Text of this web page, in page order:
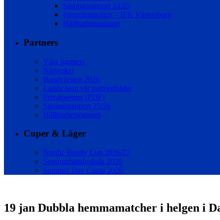
Säsongsrapport 24/25
Integritetspolicy – IFK Vänersborg
Hållbarhetsrapport
Partners
Våra partners
Nätverket
Bandyfesten 2026
Ladda hem vår partnerfolder
Privatpartner (PDF)
Säsongsrapport 25/26
Hållbarhetsrapport
Cuper & Läger
Nordic Bandy Cup 2026/27
Sommarbandyskola 2026
Summer Day Camp 2026
19 jan Dubbla hemmamatcher i helgen i